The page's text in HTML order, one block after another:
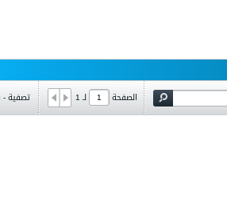
الصفحة لـ1 تصفية -